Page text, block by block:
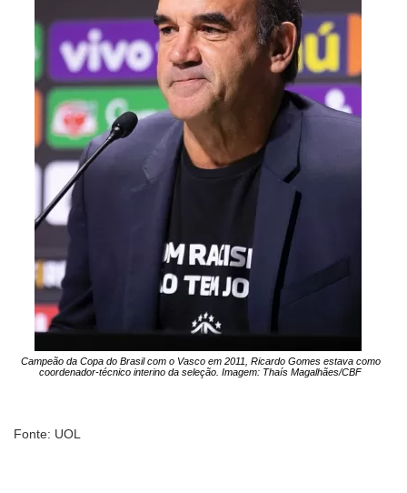
Campeão da Copa do Brasil com o Vasco em 2011, Ricardo Gomes estava como
coordenador-técnico interino da seleção. Imagem: Thaís Magalhães/CBF
Fonte: UOL